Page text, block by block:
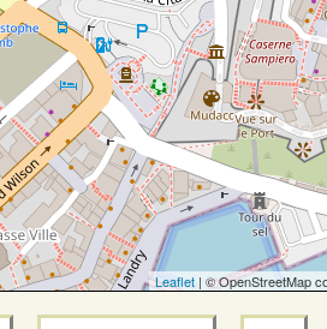
Leaflet | © OpenStreetMap